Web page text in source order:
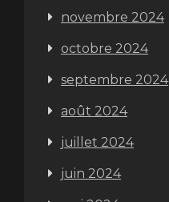
novembre 2024
octobre 2024
septembre 2024
août 2024
juillet 2024
juin 2024